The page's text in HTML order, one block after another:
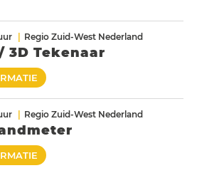
Regio Zuid-West Nederland
3D Tekenaar
Regio Zuid-West Nederland